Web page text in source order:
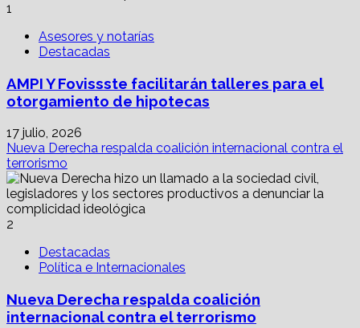
1
Asesores y notarías
Destacadas
AMPI Y Fovissste facilitarán talleres para el
otorgamiento de hipotecas
17 julio, 2026
Nueva Derecha respalda coalición internacional contra el
terrorismo
2
Destacadas
Política e Internacionales
Nueva Derecha respalda coalición
internacional contra el terrorismo